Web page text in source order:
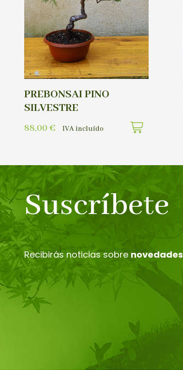
PREBONSAI PINO
SILVESTRE
88,00 € IVA incluído
Suscríbete
Recibirás noticias sobre novedades